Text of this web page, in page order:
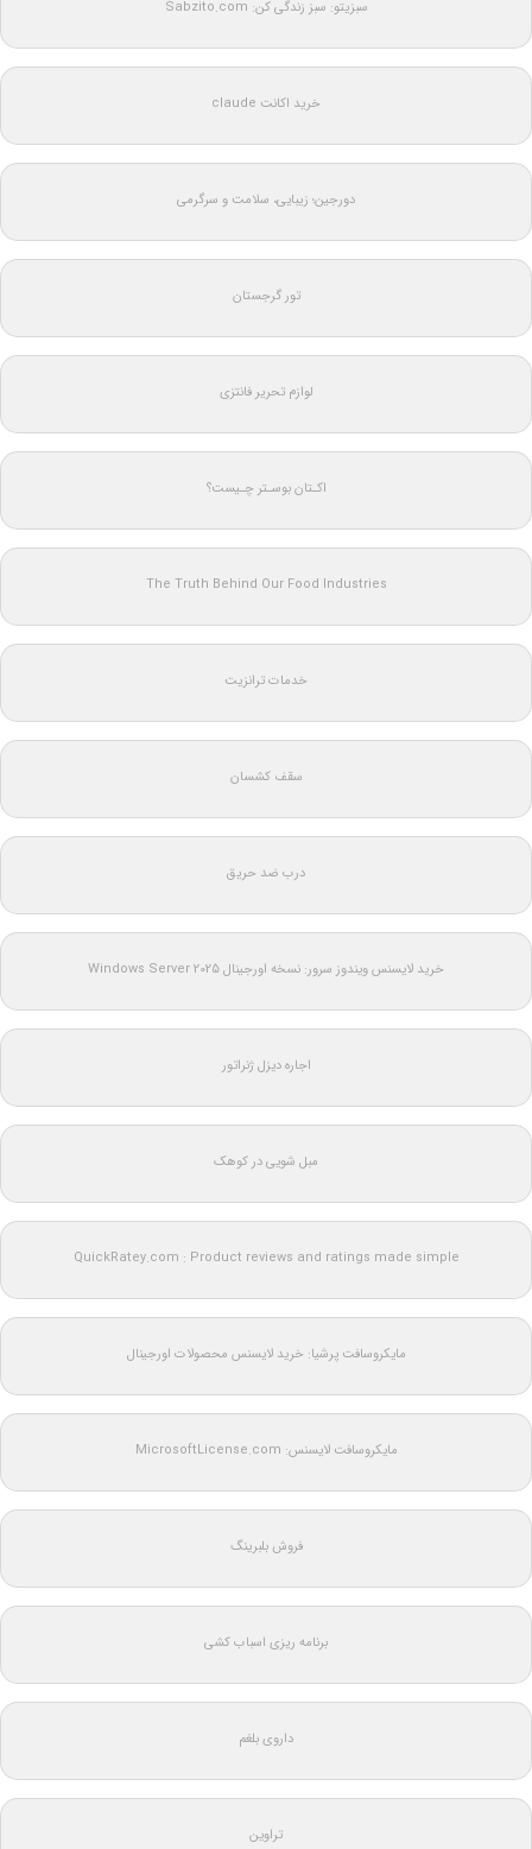
سبزیتو: سبز زندگی کن: Sabzito.com
خرید اکانت claude
دورجین؛ زیبایی، سلامت و سرگرمی
تور گرجستان
لوازم تحریر فانتزی
اکـتان بوسـتر چـیست؟
The Truth Behind Our Food Industries
خدمات ترانزیت
سقف کشسان
درب ضد حریق
خرید لایسنس ویندوز سرور: نسخه اورجینال Windows Server 2025
اجاره دیزل ژنراتور
مبل شویی در کوهک
QuickRatey.com : Product reviews and ratings made simple
مایکروسافت پرشیا: خرید لایسنس محصولات اورجینال
مایکروسافت لایسنس: MicrosoftLicense.com
فروش بلبرینگ
برنامه ریزی اسباب کشی
داروی بلغم
تراوین